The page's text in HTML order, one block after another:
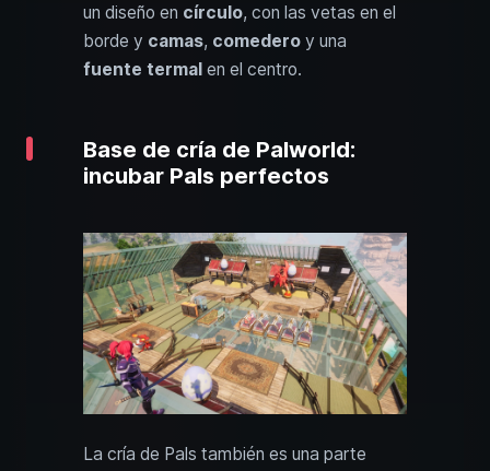
un diseño en círculo, con las vetas en el
borde y camas, comedero y una
fuente termal en el centro.
Base de cría de Palworld:
incubar Pals perfectos
La cría de Pals también es una parte